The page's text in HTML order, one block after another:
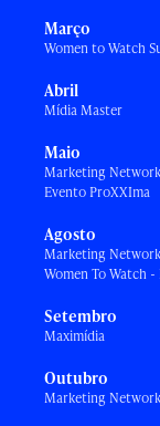
Março
Women to Watch
Abril
Mídia Master
Maio
Marketing
Evento ProXXIma
Agosto
Marketing
Women To Watch
Setembro
Maximídia
Outubro
Marketing